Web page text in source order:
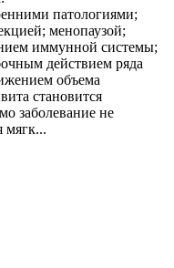
патологиями;
менопаузой;
иммунной системы;
действием ряда
объема
становится
заболевание не
мягк...